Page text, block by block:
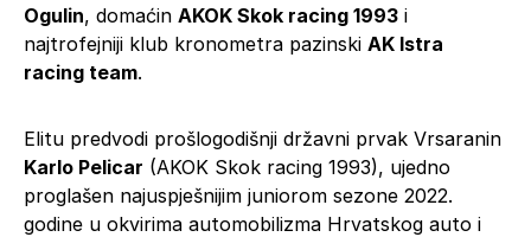
Ogulin, domaćin AKOK Skok racing 1993 i
najtrofejniji klub kronometra pazinski AK Istra
racing team.
Elitu predvodi prošlogodišnji državni prvak Vrsaranin
Karlo Pelicar (AKOK Skok racing 1993), ujedno
proglašen najuspješnijim juniorom sezone 2022.
godine u okvirima automobilizma Hrvatskog auto i